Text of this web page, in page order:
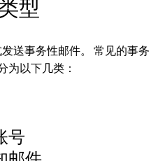
型
送事务性邮件。 常见的事务
为以下几类：
号